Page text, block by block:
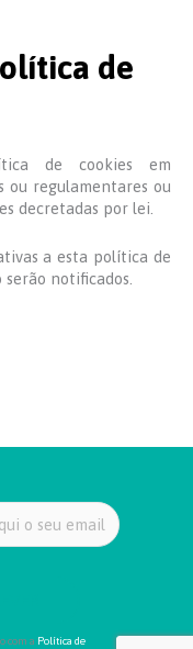
de
de cookies em
ou regulamentares ou
decretadas por lei.
a esta política de
notificados.
com a Política de